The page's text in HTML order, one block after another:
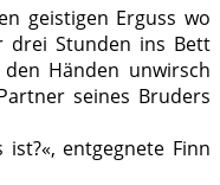
geistigen Erguss wo
drei Stunden ins Bett
Händen unwirsch
seines Bruders
entgegnete Finn